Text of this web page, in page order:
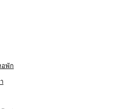
อพัก